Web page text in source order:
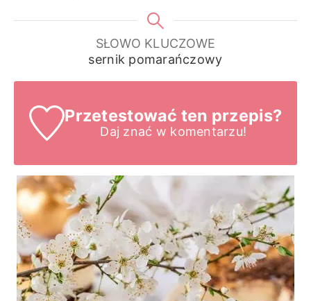
SŁOWO KLUCZOWE
sernik pomarańczowy
Przetestować ten przepis?
Daj znać w komentarzu!